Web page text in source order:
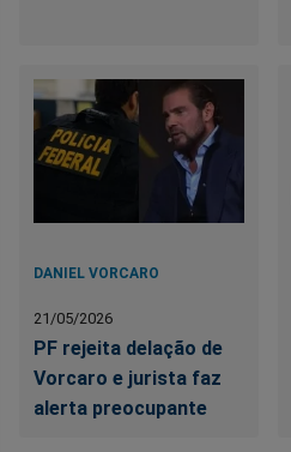
DANIEL VORCARO
21/05/2026
PF rejeita delação de
Vorcaro e jurista faz
alerta preocupante